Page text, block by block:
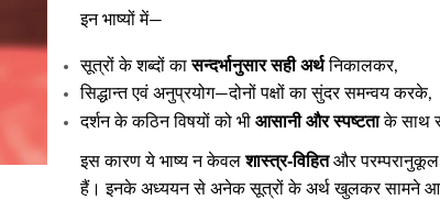
इन भाष्यों में—
सूत्रों के शब्दों कासन्दर्भानुसार सही अर्थनिकालकर,
सिद्धान्त एवं अनुप्रयोग—दोनों पक्षों का सुंदर समन्वय करके,
दर्शन के कठिन विषयों को भी आसानी और स्पष्टताके साथ
इस कारण ये भाष्य न केवलशास्त्र-विहितऔर
हैं। इनके अध्ययन से अनेक सूत्रों के अर्थ खुलकर सामने आते